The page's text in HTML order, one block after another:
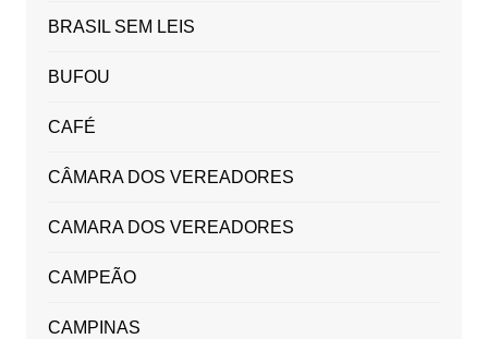
BRASIL SEM LEIS
BUFOU
CAFÉ
CÂMARA DOS VEREADORES
CAMARA DOS VEREADORES
CAMPEÃO
CAMPINAS